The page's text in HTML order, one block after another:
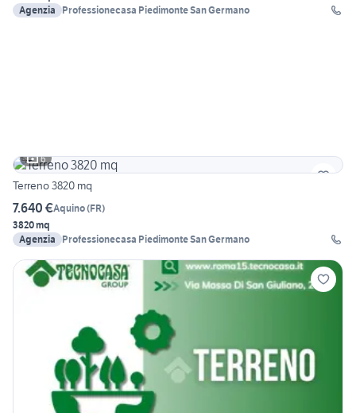
Agenzia
Professionecasa Piedimonte San Germano
6
Terreno 3820 mq
7.640 €Aquino(FR)
3820 mq
Agenzia
Professionecasa Piedimonte San Germano